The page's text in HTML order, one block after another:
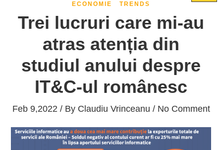
ECONOMIE TRENDS
Trei lucruri care mi-au
atras atenția din
studiul anului despre
IT&C-ul românesc
Feb 9,2022 / By Claudiu Vrinceanu / No Comment